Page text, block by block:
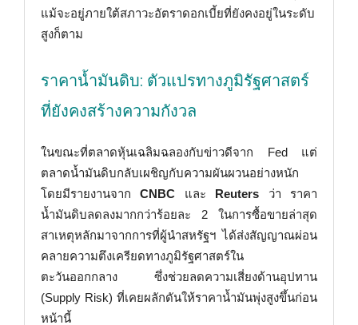
แม้จะอยู่ภายใต้สภาวะอัตราดอกเบี้ยที่ยังคงอยู่ในระดับ
สูงก็ตาม
ราคาน้ำมันดิบ: ตัวแปรทางภูมิรัฐศาสตร์
ที่ยังคงสร้างความกังวล
ในขณะที่ตลาดหุ้นเฉลิมฉลองกับข่าวดีจาก Fed แต่
ตลาดน้ำมันดิบกลับเผชิญกับความผันผวนอย่างหนัก
โดยมีรายงานจาก CNBC และ Reuters ว่า ราคา
น้ำมันดิบลดลงมากกว่าร้อยละ 2 ในการซื้อขายล่าสุด
สาเหตุหลักมาจากการที่ผู้นำสหรัฐฯ ได้ส่งสัญญาณผ่อน
คลายความตึงเครียดทางภูมิรัฐศาสตร์ใน
ตะวันออกกลาง ซึ่งช่วยลดความเสี่ยงด้านอุปทาน
(Supply Risk) ที่เคยผลักดันให้ราคาน้ำมันพุ่งสูงขึ้นก่อน
หน้านี้